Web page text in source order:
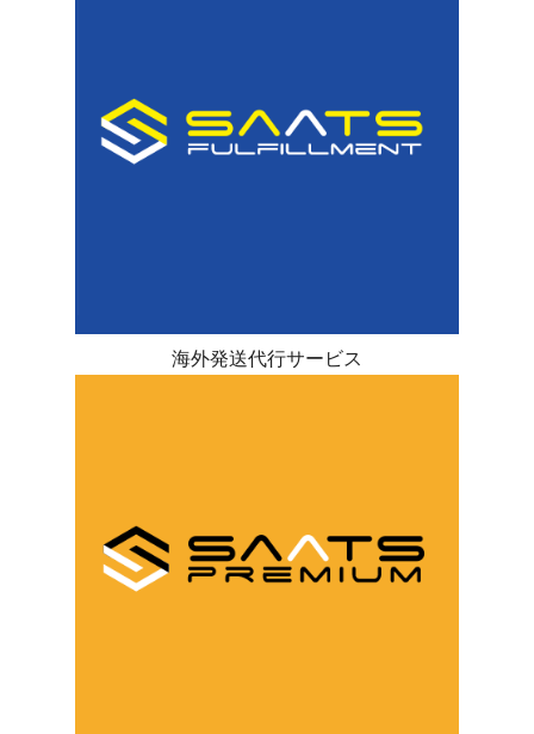
海外発送代行サービス